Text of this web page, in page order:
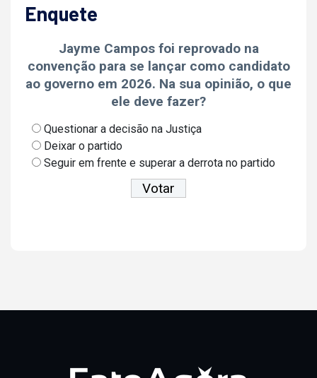
Enquete
Jayme Campos foi reprovado na
convenção para se lançar como candidato
ao governo em 2026. Na sua opinião, o que
ele deve fazer?
Questionar a decisão na Justiça
Deixar o partido
Seguir em frente e superar a derrota no partido